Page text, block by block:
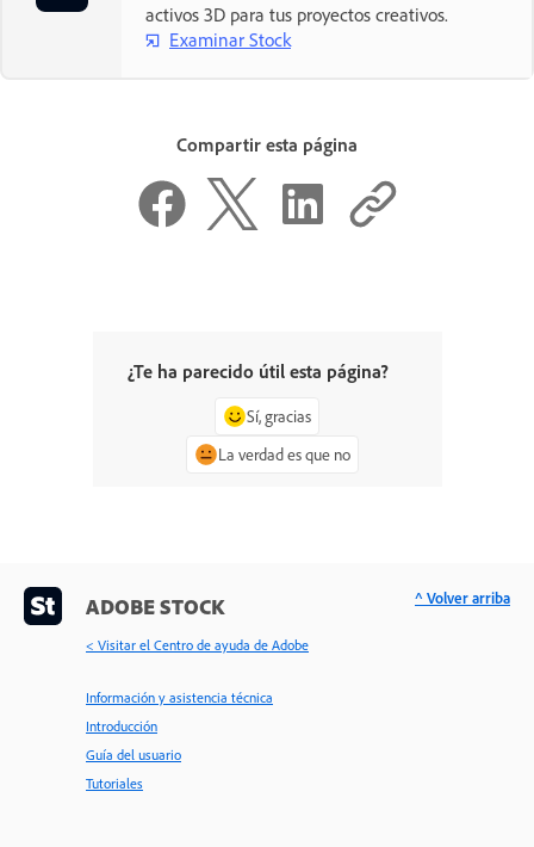
activos 3D para tus proyectos creativos.
Examinar Stock
Compartir esta página
¿Te ha parecido útil esta página?
Sí, gracias
La verdad es que no
ADOBE STOCK
< Visitar el Centro de ayuda de Adobe
Información y asistencia técnica
Introducción
Guía del usuario
Tutoriales
^ Volver arriba